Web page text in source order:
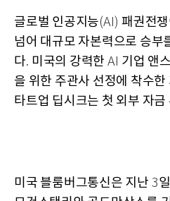
글로벌 인공지능(AI) 패권전
넘어 대규모 자본력으로 승부
다. 미국의 강력한 AI 기업 앤
을 위한 주관사 선정에 착수한
타트업 딥시크는 첫 외부 자
미국 블룸버그통신은 지난 3일